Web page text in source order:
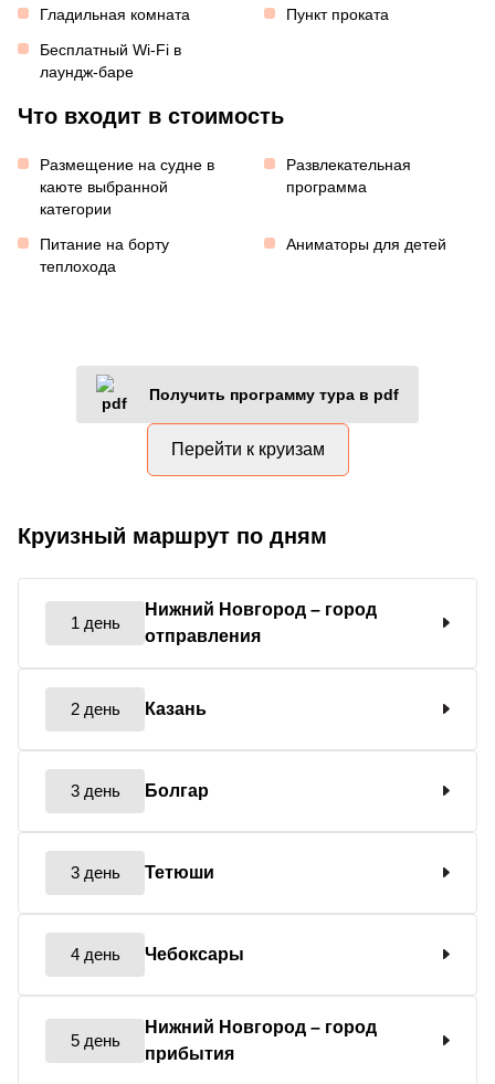
Гладильная комната
Пункт проката
Бесплатный Wi-Fi в
лаундж-баре
Что входит в стоимость
Размещение на судне в
каюте выбранной
категории
Развлекательная
программа
Питание на борту
теплохода
Аниматоры для детей
Получить программу тура в pdf
Перейти к круизам
Круизный маршрут по дням
1 день
Нижний Новгород – город
отправления
2 день Казань
3 день Болгар
3 день Тетюши
4 день Чебоксары
5 день
Нижний Новгород – город
прибытия